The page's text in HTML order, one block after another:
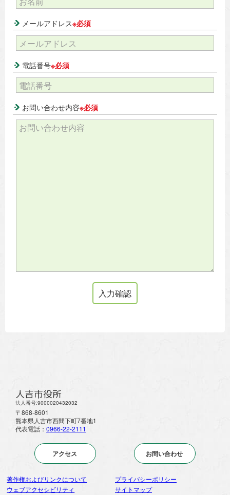
メールアドレス※必須
電話番号※必須
お問い合わせ内容※必須
人吉市役所
法人番号:9000020432032
〒868-8601
熊本県人吉市西間下町7番地1
代表電話： 0966-22-2111
アクセス お問い合わせ
著作権およびリンクについて
プライバシーポリシー
ウェブアクセシビリティ
サイトマップ